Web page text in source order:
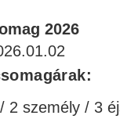
2026
2 személy / 3